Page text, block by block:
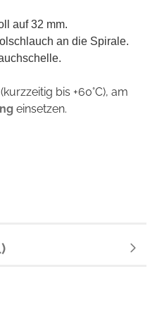
auf 32 mm.
an die Spirale.
bis +60°C), am
einsetzen.